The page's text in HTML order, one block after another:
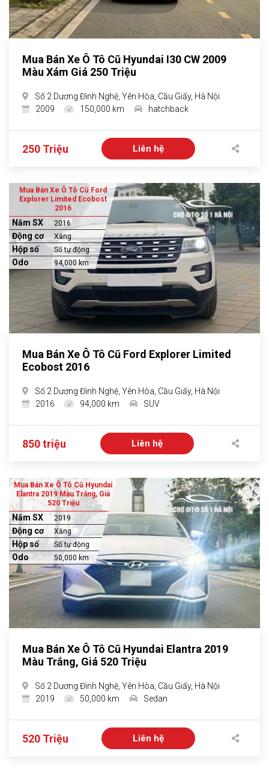
Mua Bán Xe Ô Tô Cũ Hyundai I30 CW 2009
Màu Xám Giá 250 Triệu
Số 2 Dương Đình Nghệ, Yên Hòa, Cầu Giấy, Hà Nội
2009
150,000 km hatchback
250 Triệu Liên hệ
Mua Bán Xe Ô Tô Cũ Ford
Explorer Limited Ecobost
2016
Năm SX 2016
Động cơ Xăng
Hộp số Số tự động
Odo 94,000 km
Mua Bán Xe Ô Tô Cũ Ford Explorer Limited
Ecobost 2016
Số 2 Dương Đình Nghệ, Yên Hòa, Cầu Giấy, Hà Nội
2016
94,000 km SUV
850 triệu Liên hệ
Mua Bán Xe Ô Tô Cũ Hyundai
Elantra 2019 Màu Trắng, Giá
520 Triệu
Năm SX 2019
Động cơ Xăng
Hộp số Số tự động
Odo 50,000 km
Mua Bán Xe Ô Tô Cũ Hyundai Elantra 2019
Màu Trắng, Giá 520 Triệu
Số 2 Dương Đình Nghệ, Yên Hòa, Cầu Giấy, Hà Nội
2019
50,000 km Sedan
520 Triệu Liên hệ